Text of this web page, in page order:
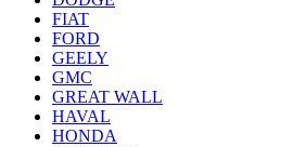
FIAT
FORD
GEELY
GMC
GREAT WALL
HAVAL
HONDA